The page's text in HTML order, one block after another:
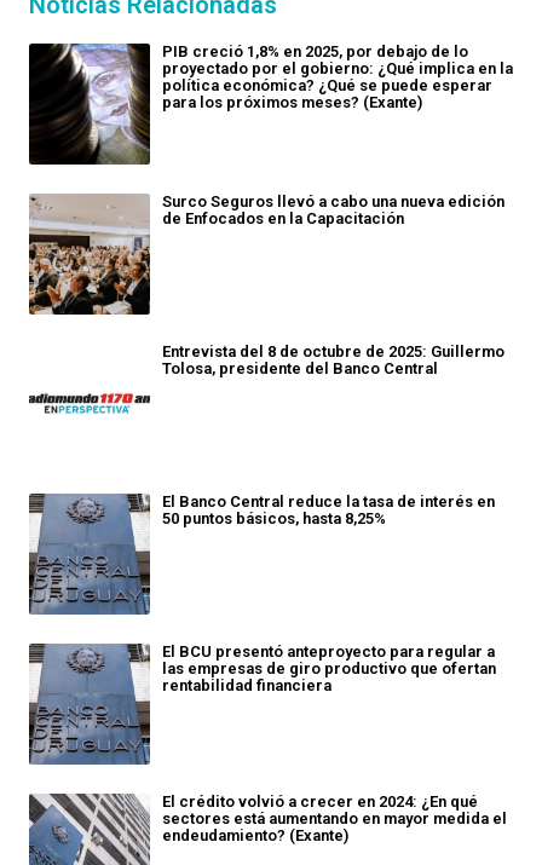
PIB creció 1,8% en 2025, por debajo de lo
proyectado por el gobierno: ¿Qué implica en la
política económica? ¿Qué se puede esperar
para los próximos meses? (Exante)
Surco Seguros llevó a cabo una nueva edición
de Enfocados en la Capacitación
Entrevista del 8 de octubre de 2025: Guillermo
Tolosa, presidente del Banco Central
El Banco Central reduce la tasa de interés en
50 puntos básicos, hasta 8,25%
El BCU presentó anteproyecto para regular a
las empresas de giro productivo que ofertan
rentabilidad financiera
El crédito volvió a crecer en 2024: ¿En qué
sectores está aumentando en mayor medida el
endeudamiento? (Exante)